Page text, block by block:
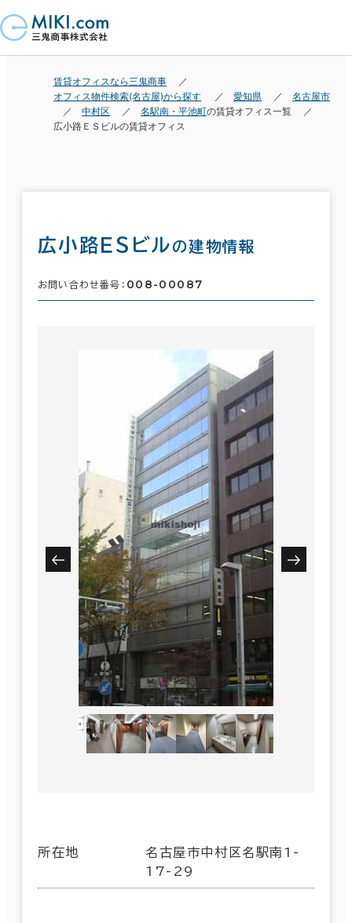
賃貸オフィスなら三鬼商事
オフィス物件検索(名古屋)から探す
愛知県
名古屋市
中村区
名駅南・平池町の賃貸オフィス一覧
広小路ＥＳビルの賃貸オフィス
広小路ＥＳビルの建物情報
お問い合わせ番号： 008-00087
所在地
名古屋市中村区名駅南1-
17-29